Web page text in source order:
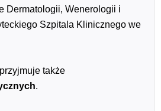
Dermatologii, Wenerologii i
Szpitala Klinicznego we
także
.